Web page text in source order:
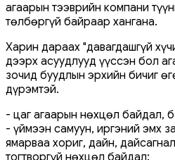
агаарын тээврийн компани
төлбөргүй байраар хангана.
Харин дараах "давагдашгүй
дээрх асуудлууд үүссэн бол
зочид буудлын эрхийн бичиг
дүрэмтэй.
- цаг агаарын нөхцөл байдал,
- үймээн самуун, иргэний эмх
ямарваа хориг, дайн,
тогтворгүй нөхцөл байдал;